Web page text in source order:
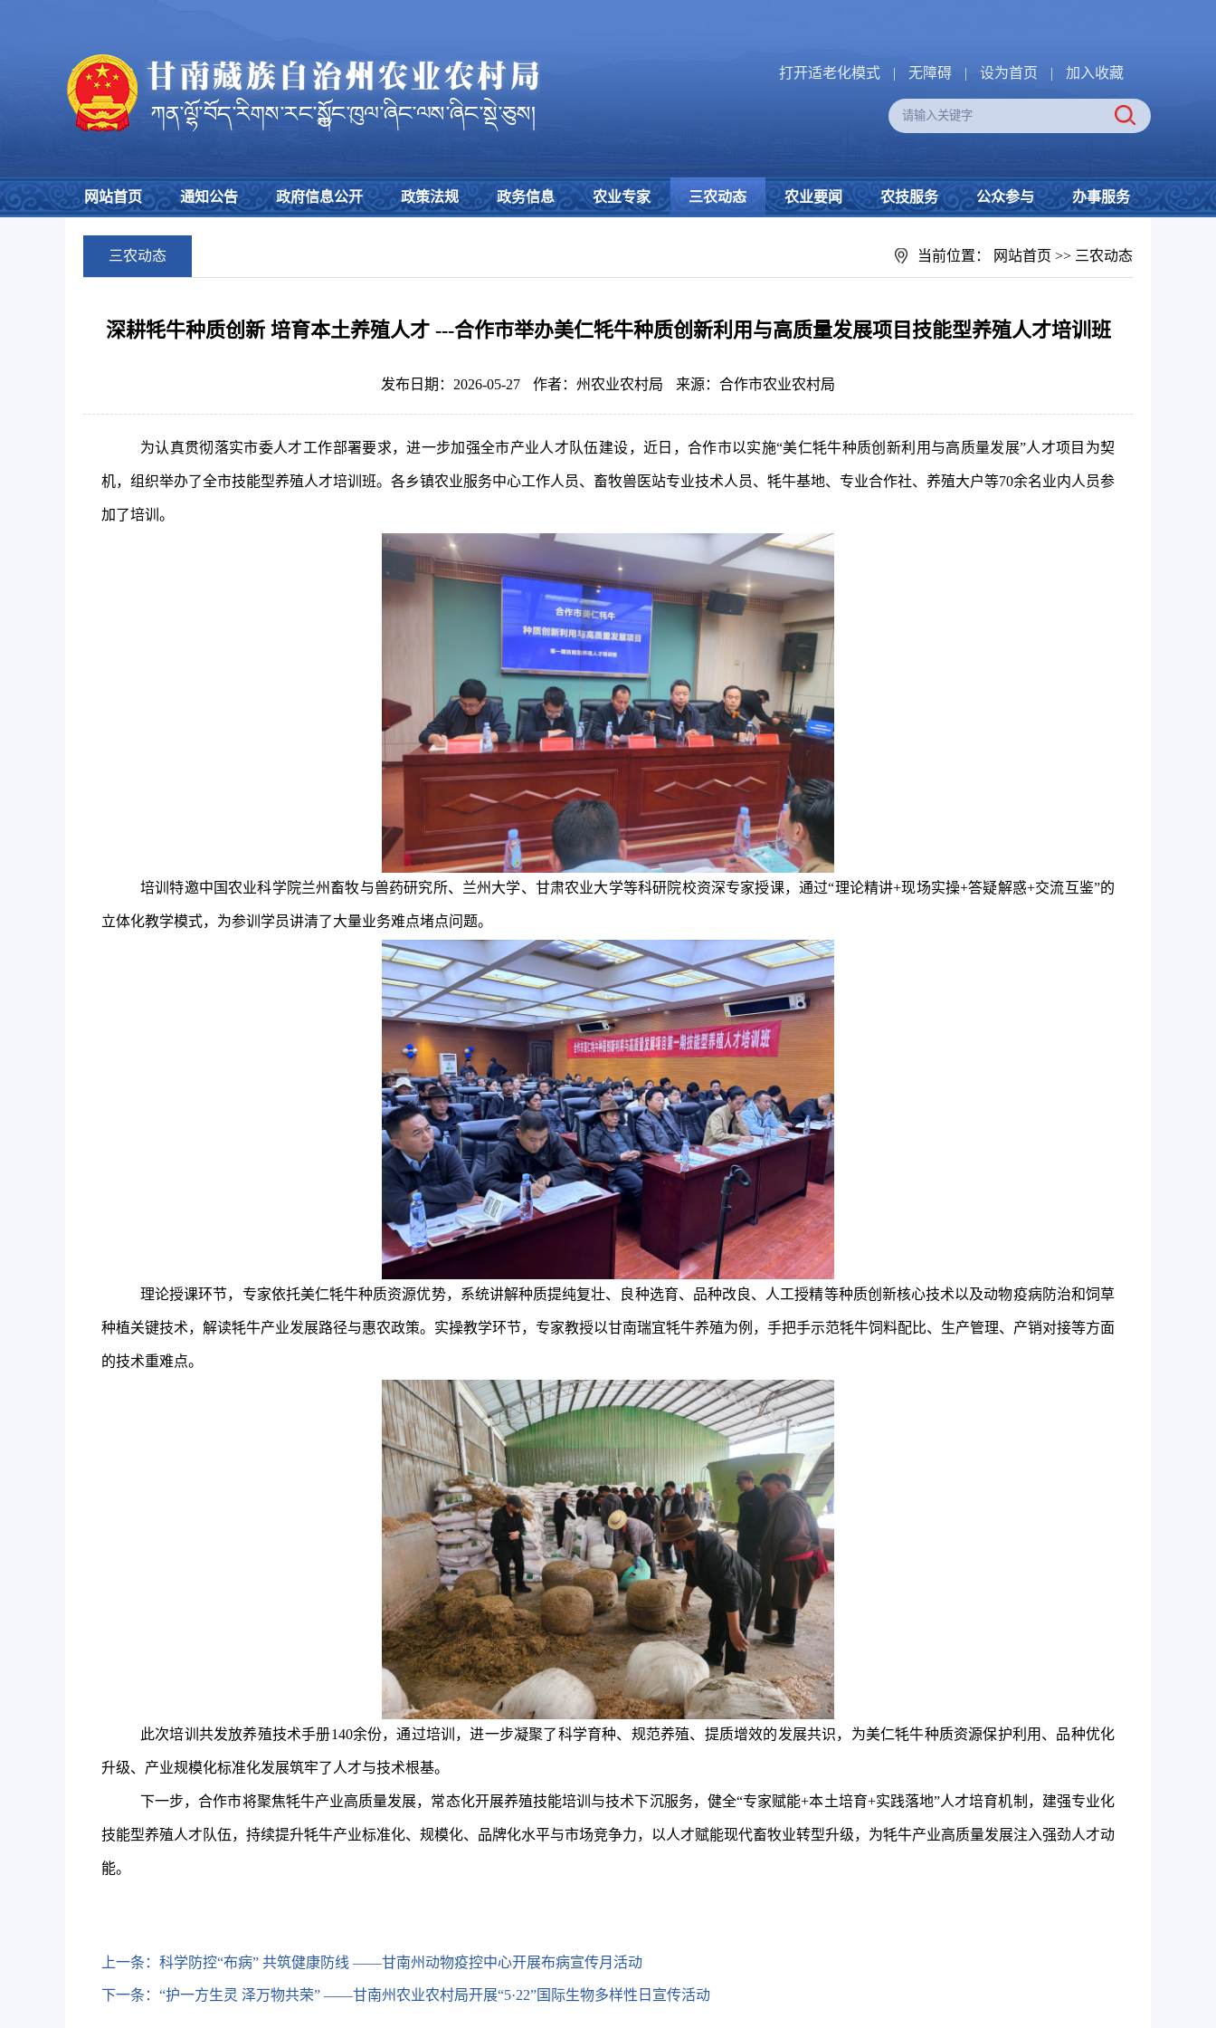
打开适老化模式 | 无障碍 | 设为首页 | 加入收藏
网站首页 通知公告 政府信息公开 政策法规 政务信息 农业专家 三农动态 农业要闻 农技服务 公众参与 办事服务
三农动态 当前位置： 网站首页 >> 三农动态
深耕牦牛种质创新 培育本土养殖人才 ---合作市举办美仁牦牛种质创新利用与高质量发展项目技能型养殖人才培训班
发布日期：2026-05-27 作者：州农业农村局 来源：合作市农业农村局
为认真贯彻落实市委人才工作部署要求，进一步加强全市产业人才队伍建设，近日 ，合作市以实施“美仁牦牛种质创新利用与高质量发展”人才项目 为契
机，组织举办了全市技能型养殖人才培训班。 各乡镇农业服务中心工作人员、畜牧兽医站专业技术人员、 牦牛基地、专业合作社、养殖大户等70余名业内人员参
加了培训。
培训特邀中国农业科学院兰州畜牧与兽药研究所、兰州大学、甘肃农业大学等科研院校资深专家授课，通过“理论精讲+现场实操+答疑解惑+交流互鉴”的
立体化教学模式，为参训学员讲清了大量业务难点堵点问题。
理论授课环节，专家依托美仁牦牛种质资源优势，系统讲解种质提纯复壮、良种选育、品种改良、人工授精等种质创新核心技术以及动物疫病防治和饲草
种植关键技术，解读牦牛产业发展路径与惠农政策。实操教学环节，专家教授以甘南瑞宜牦牛养殖为例， 手把手示范牦牛饲料配比、生产管理、产销对接等方面
的技术重难点。
此次培训 共发放养殖技术手册140余份，通过培训，进一步凝聚了科学育种、规范养殖、提质增效的发展共识，为美仁牦牛种质资源保护利用、品种优化
升级、产业规模化标准化发展筑牢了人才与技术根基。
下一步，合作市将聚焦牦牛产业高质量发展，常态化开展养殖技能培训与技术下沉服务，健全“专家赋能+本土培育+实践落地”人才培育机制，建强专业化
技能型养殖人才队伍，持续提升牦牛产业标准化、规模化、品牌化水平与市场竞争力，以人才赋能现代畜牧业转型升级， 为牦牛产业高质量发展注入强劲人才动
能。
上一条： 科学防控“布病” 共筑健康防线 ——甘南州动物疫控中心开展布病宣传月活动
下一条： “护一方生灵 泽万物共荣” ——甘南州农业农村局开展“5·22”国际生物多样性日宣传活动